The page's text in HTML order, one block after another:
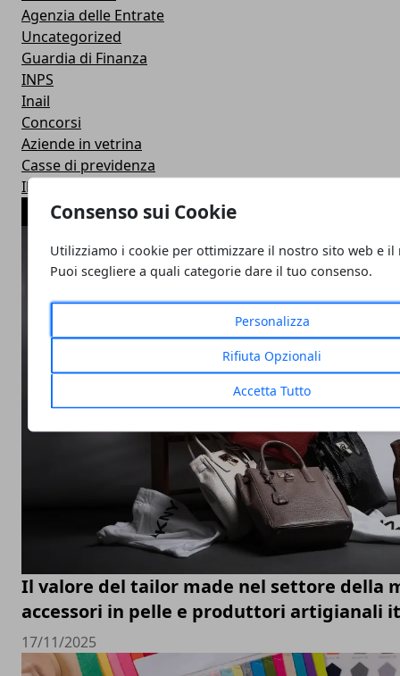
Consenso sui Cookie
Utilizziamo i cookie per ottimizzare il nostro sito web e il
Puoi scegliere a quali categorie dare il tuo consenso.
Personalizza
Rifiuta Opzionali
Accetta Tutto
Agenzia delle Entrate
Uncategorized
Guardia di Finanza
INPS
Inail
Concorsi
Aziende in vetrina
Casse di previdenza
Il parere degli esperti
ARTICOLI POPOLARI
Il valore del tailor made nel settore della
accessori in pelle e produttori artigianali
17/11/2025